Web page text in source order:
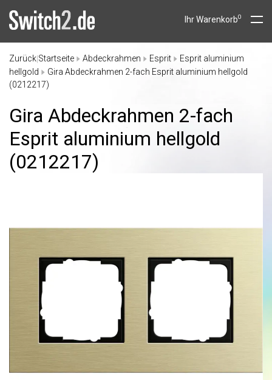
Ihr Warenkorb0
Zurück Startseite Abdeckrahmen Esprit
Esprit aluminium
hellgold
Gira Abdeckrahmen 2-fach Esprit aluminium hellgold
(0212217)
Gira Abdeckrahmen 2-fach
Esprit aluminium hellgold
(0212217)